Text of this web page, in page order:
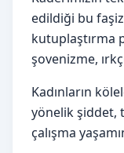
edildiği bu
kutuplaştırma
şovenizme,
Kadınların
yönelik şiddet,
çalışma